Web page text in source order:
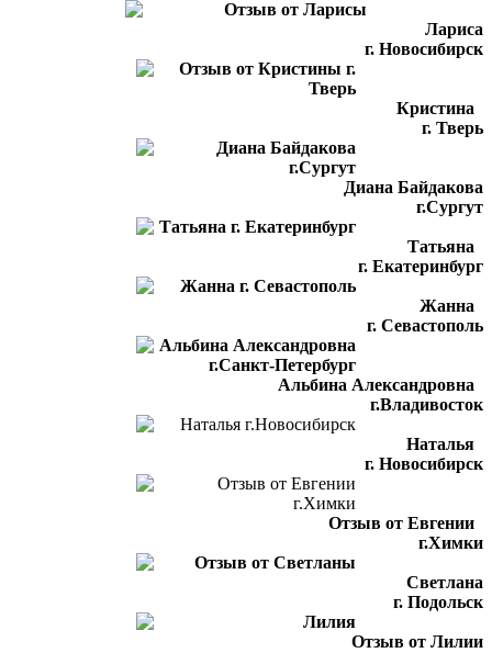
Лариса
г. Новосибирск
Кристина
г. Тверь
Диана Байдакова
г.Сургут
Татьяна
г. Екатеринбург
Жанна
г. Севастополь
Альбина Александровна
г.Владивосток
Наталья
г. Новосибирск
Отзыв от Евгении
г.Химки
Светлана
г. Подольск
Отзыв от Лилии